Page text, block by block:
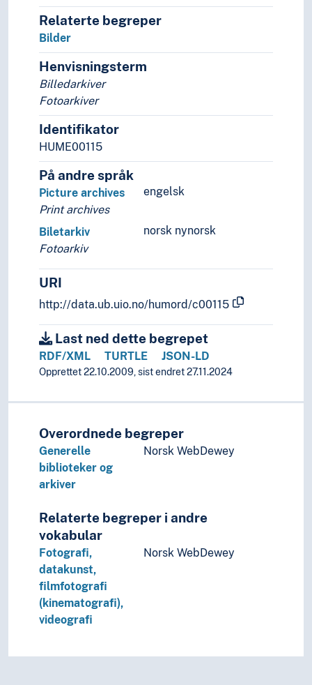
Relaterte begreper
Bilder
Henvisningsterm
Billedarkiver
Fotoarkiver
Identifikator
HUME00115
På andre språk
engelsk
Picture archives
Print archives
norsk nynorsk
Biletarkiv
Fotoarkiv
URI
http://data.ub.uio.no/humord/c00115
Last ned dette begrepet
RDF/XML TURTLE JSON-LD
Opprettet 22.10.2009, sist endret 27.11.2024
Overordnede begreper
Generelle
biblioteker og
arkiver
Norsk WebDewey
Relaterte begreper i andre
vokabular
Fotografi,
datakunst,
filmfotografi
(kinematografi),
videografi
Norsk WebDewey